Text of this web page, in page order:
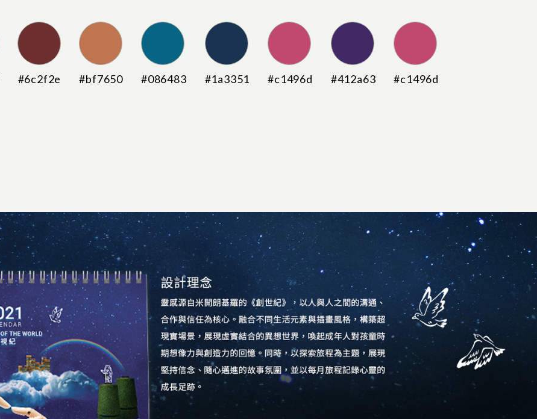
#6c2f2e #bf7650 #086483 #1a3351 #c1496d #412a63 #c1496d